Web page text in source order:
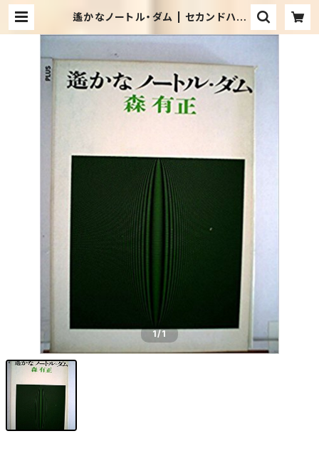
遙かなノートル・ダム | セカンドハン
1/1